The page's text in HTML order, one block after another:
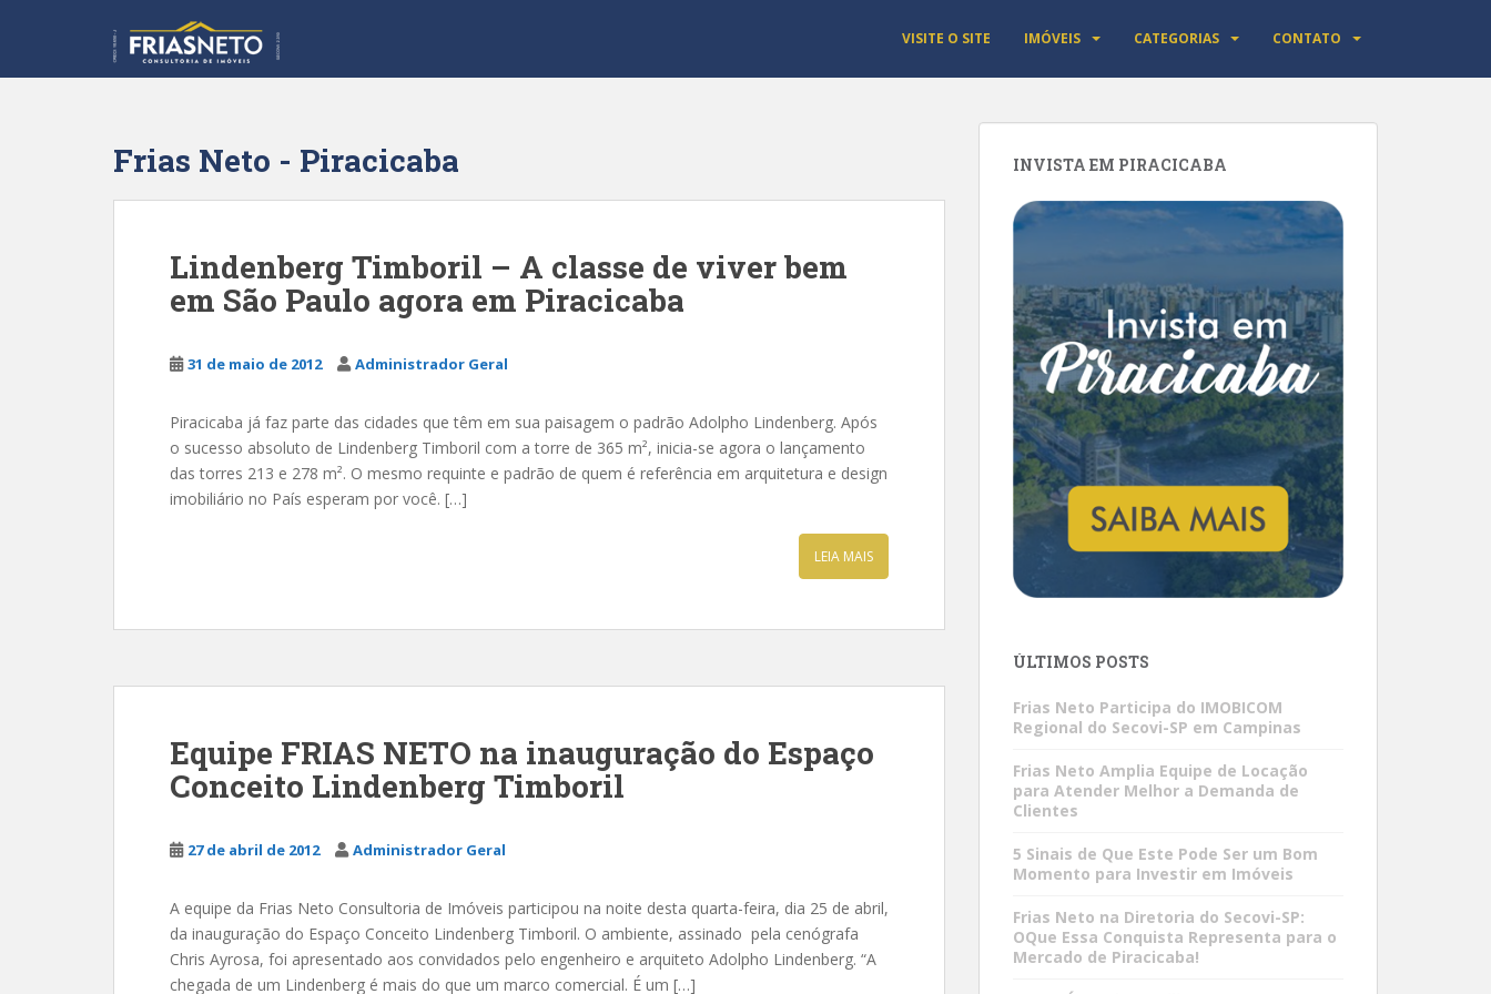
VISITE O SITE IMÓVEIS CATEGORIAS CONTATO
Frias Neto - Piracicaba
Lindenberg Timboril – A classe de viver bem
em São Paulo agora em Piracicaba
31 de maio de 2012 Administrador Geral
Piracicaba já faz parte das cidades que têm em sua paisagem o padrão Adolpho Lindenberg. Após
o sucesso absoluto de Lindenberg Timboril com a torre de 365 m², inicia-se agora o lançamento
das torres 213 e 278 m². O mesmo requinte e padrão de quem é referência em arquitetura e design
imobiliário no País esperam por você. […]
LEIA MAIS
Equipe FRIAS NETO na inauguração do Espaço
Conceito Lindenberg Timboril
27 de abril de 2012 Administrador Geral
A equipe da Frias Neto Consultoria de Imóveis participou na noite desta quarta-feira, dia 25 de abril,
da inauguração do Espaço Conceito Lindenberg Timboril. O ambiente, assinado pela cenógrafa
Chris Ayrosa, foi apresentado aos convidados pelo engenheiro e arquiteto Adolpho Lindenberg. “A
chegada de um Lindenberg é mais do que um marco comercial. É um […]
INVISTA EM PIRACICABA
ÚLTIMOS POSTS
Frias Neto Participa do IMOBICOM
Regional do Secovi-SP em Campinas
Frias Neto Amplia Equipe de Locação
para Atender Melhor a Demanda de
Clientes
5 Sinais de Que Este Pode Ser um Bom
Momento para Investir em Imóveis
Frias Neto na Diretoria do Secovi-SP:
OQue Essa Conquista Representa para o
Mercado de Piracicaba!